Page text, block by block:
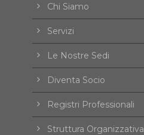
Chi Siamo
Servizi
Le Nostre Sedi
Diventa Socio
Registri Professionali
Struttura Organizzativa